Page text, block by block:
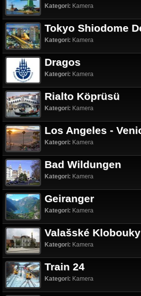
Kategori: Kamera
Tokyo Shiodome
Kategori: Kamera
Dragos
Kategori: Kamera
Rialto Köprüsü
Kategori: Kamera
Los Angeles -
Kategori: Kamera
Bad Wildungen
Kategori: Kamera
Geiranger
Kategori: Kamera
Valašské Klobouky
Kategori: Kamera
Train 24
Kategori: Kamera